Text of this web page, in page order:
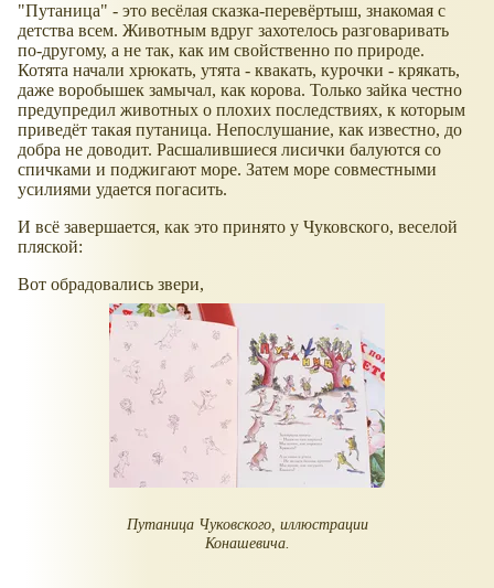
"Путаница" - это весёлая сказка-перевёртыш, знакомая с
детства всем. Животным вдруг захотелось разговаривать
по-другому, а не так, как им свойственно по природе.
Котята начали хрюкать, утята - квакать, курочки - крякать,
даже воробышек замычал, как корова. Только зайка честно
предупредил животных о плохих последствиях, к которым
приведёт такая путаница. Непослушание, как известно, до
добра не доводит. Расшалившиеся лисички балуются со
спичками и поджигают море. Затем море совместными
усилиями удается погасить.
И всё завершается, как это принято у Чуковского, веселой
пляской:
Вот обрадовались звери,
Путаница Чуковского, иллюстрации
Конашевича.